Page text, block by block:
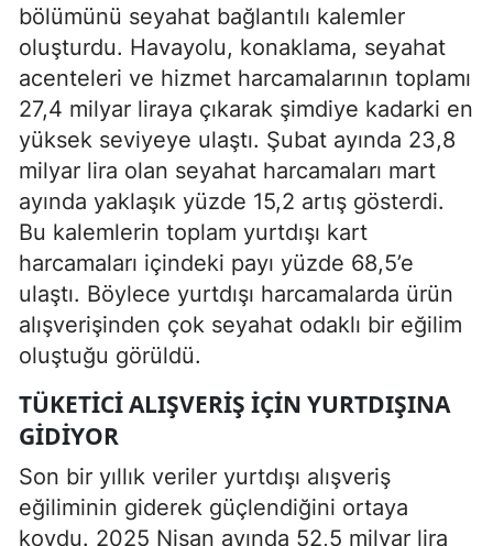
bölümünü seyahat bağlantılı kalemler
oluşturdu. Havayolu, konaklama, seyahat
acenteleri ve hizmet harcamalarının toplamı
27,4 milyar liraya çıkarak şimdiye kadarki en
yüksek seviyeye ulaştı. Şubat ayında 23,8
milyar lira olan seyahat harcamaları mart
ayında yaklaşık yüzde 15,2 artış gösterdi.
Bu kalemlerin toplam yurtdışı kart
harcamaları içindeki payı yüzde 68,5’e
ulaştı. Böylece yurtdışı harcamalarda ürün
alışverişinden çok seyahat odaklı bir eğilim
oluştuğu görüldü.
TÜKETICI ALIŞVERIŞ IÇIN YURTDIŞINA
GIDIYOR
Son bir yıllık veriler yurtdışı alışveriş
eğiliminin giderek güçlendiğini ortaya
koydu. 2025 Nisan ayında 52,5 milyar lira